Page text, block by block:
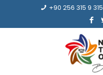
+90 256 315 9 315